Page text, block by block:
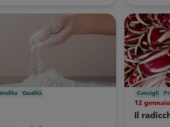
Qualità Consigli
12
Il